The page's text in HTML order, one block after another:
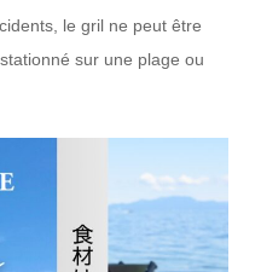
le gril ne peut être
sur une plage ou